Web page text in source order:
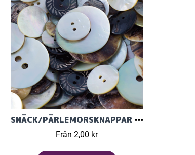
SNÄCK/PÄRLEMORSKNAPPAR IFRÅN GARNSTUDIO
Från 2,00 kr